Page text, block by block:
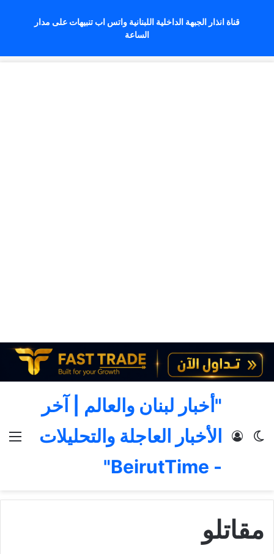
قناة انذار الجبهة الداخلية اللبنانية واتس اب تنبيهات على مدار
الساعة
"أخبار لبنان والعالم | آخر
الأخبار العاجلة والتحليلات
- BeirutTime"
الوضع المظلم
تسجيل الدخول
مقاتلو